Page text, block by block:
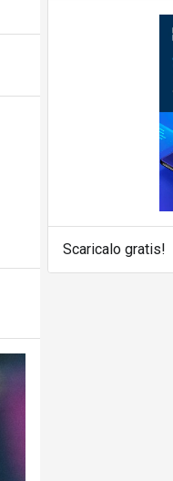
Scaricalo gratis!